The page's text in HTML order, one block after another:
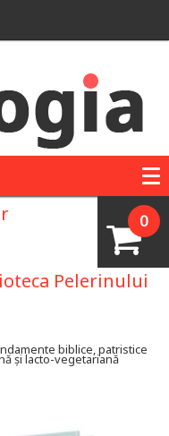
0
Pelerinului
biblice, patristice
şi lacto-vegetariană